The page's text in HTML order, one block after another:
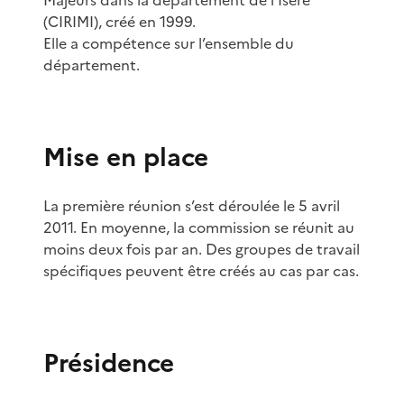
(CIRIMI), créé en 1999.
Elle a compétence sur l’ensemble du
département.
Mise en place
La première réunion s’est déroulée le 5 avril
2011. En moyenne, la commission se réunit au
moins deux fois par an. Des groupes de travail
spécifiques peuvent être créés au cas par cas.
Présidence